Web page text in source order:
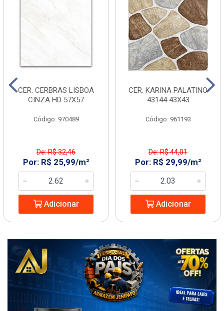
CER. CERBRAS LISBOA
CINZA HD 57X57
Código: 970489
De: R$ 32,46
Por: R$ 25,99/m²
Adicionar
CER. KARINA PALATINO
43144 43X43
Código: 961193
De: R$ 44,01
Por: R$ 29,99/m²
Adicionar